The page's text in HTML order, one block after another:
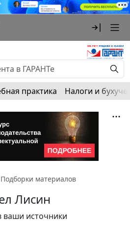
практика Налоги и
Подборки материалов
Лисин
ваши источники